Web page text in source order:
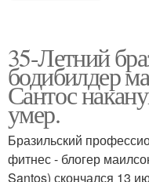
35-Летний
бодибилдер
Сантос
умер.
Бразильский
фитнес - блогер
Santos) скончался 13